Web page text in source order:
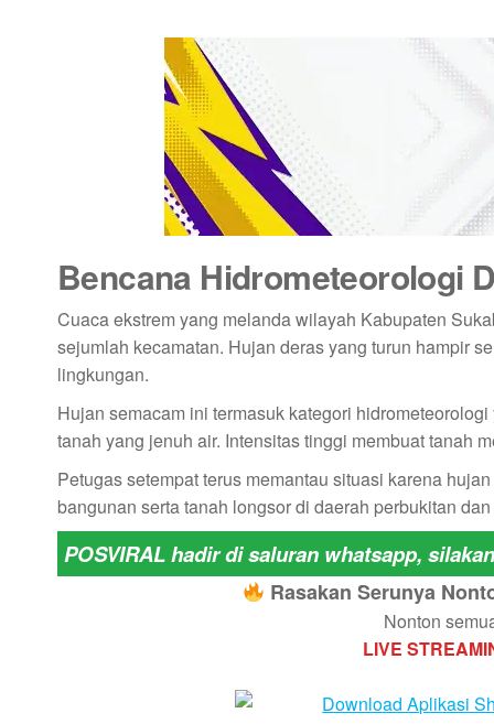
Bencana Hidrometeorologi
Cuaca ekstrem yang melanda wilayah Kabupaten
sejumlah kecamatan. Hujan deras yang turun hampir
lingkungan.
Hujan semacam ini termasuk kategori
tanah yang jenuh air. Intensitas tinggi membuat tanah
Petugas setempat terus memantau situasi karena
bangunan serta tanah longsor di daerah perbukitan
POSVIRAL hadir di saluran whatsapp, silakan
Rasakan Serunya
Nonton
LIVE